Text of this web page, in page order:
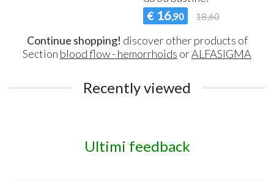
€ 16,90 18,60
Continue shopping! discover other products of
Section blood flow - hemorrhoids orALFASIGMA
Recently viewed
Ultimi feedback